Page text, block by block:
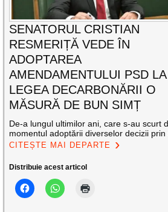
SENATORUL CRISTIAN
RESMERIȚĂ VEDE ÎN
ADOPTAREA
AMENDAMENTULUI PSD LA
LEGEA DECARBONĂRII O
MĂSURĂ DE BUN SIMȚ
De-a lungul ultimilor ani, care s-au scurt
momentul adoptării diverselor decizii prin
CITEȘTE MAI DEPARTE
Distribuie acest articol